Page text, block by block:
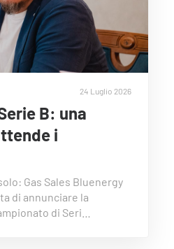
24 Luglio 2026
B: una
i
Gas Sales Bluenergy
di annunciare la
di Seri…